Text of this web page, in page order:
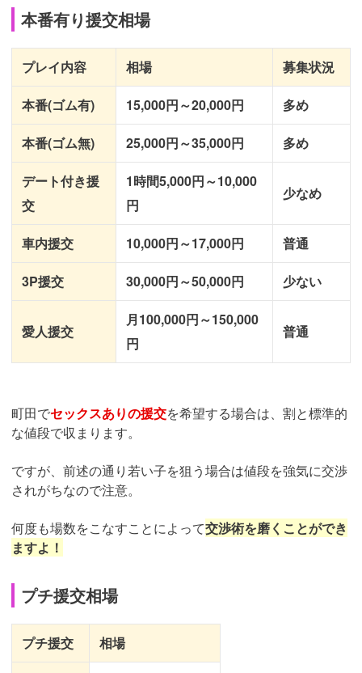
本番有り援交相場
プレイ内容 相場 募集状況
本番(ゴム有) 15,000円～20,000円 多め
本番(ゴム無) 25,000円～35,000円 多め
デート付き援
交
1時間5,000円～10,000
円
少なめ
車内援交 10,000円～17,000円 普通
3P援交 30,000円～50,000円 少ない
愛人援交
月100,000円～150,000
円
普通
町田でセックスありの援交を希望する場合は、割と標準的
な値段で収まります。
ですが、前述の通り若い子を狙う場合は値段を強気に交渉
されがちなので注意。
何度も場数をこなすことによって交渉術を磨くことができ
ますよ！
プチ援交相場
プチ援交 相場